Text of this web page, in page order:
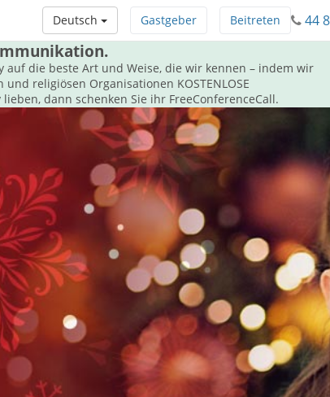
44
Beitreten
Gastgeber
Deutsch
auf die beste Art und Weise, die wir kennen – indem wir
religiösen Organisationen KOSTENLOSE
dann schenken Sie ihr FreeConferenceCall.